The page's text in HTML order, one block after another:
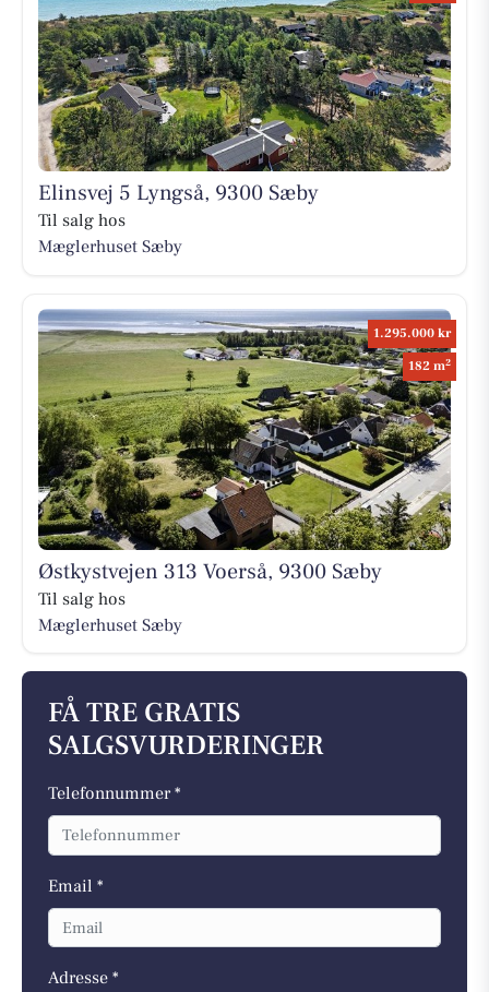
Elinsvej 5 Lyngså, 9300 Sæby
Til salg hos
Mæglerhuset Sæby
1.295.000 kr
182 m2
Østkystvejen 313 Voerså, 9300 Sæby
Til salg hos
Mæglerhuset Sæby
FÅ TRE GRATIS
SALGSVURDERINGER
Telefonnummer *
Email *
Adresse *